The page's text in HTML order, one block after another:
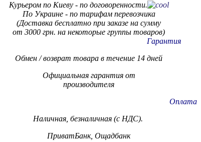
Курьером по Киеву - по договоренности.
По Украине - по тарифам перевозчика
(Доставка бесплатно при заказе на сумму
от 3000 грн. на некоторые группы товаров)
Гарантия
Обмен / возврат товара в течение 14 дней
Официальная гарантия от
производителя
Оплата
Наличная, безналичная (с НДС).
ПриватБанк, Ощадбанк